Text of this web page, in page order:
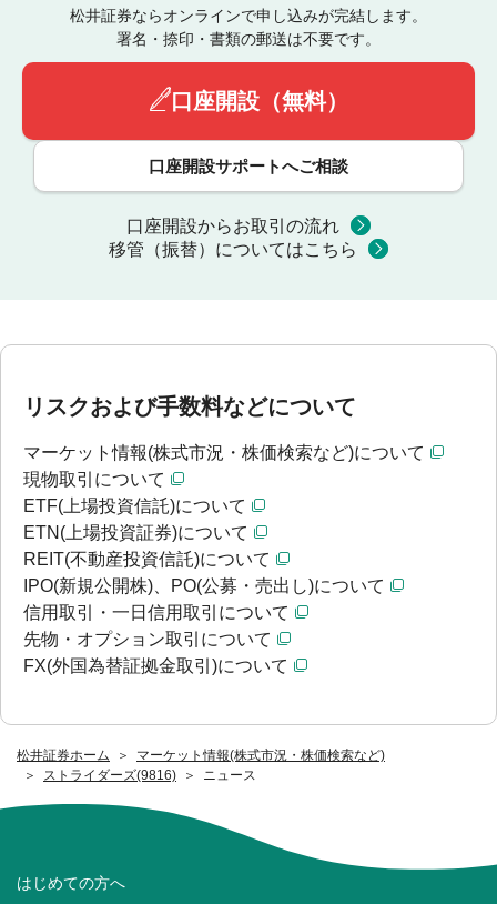
松井証券ホーム
マーケット情報(株式市況・株価検索など)
ストライダーズ(9816)
ニュース
松井証券ならオンラインで申し込みが完結します。
署名・捺印・書類の郵送は不要です。
口座開設（無料）
口座開設サポートへご相談
口座開設からお取引の流れ
移管（振替）についてはこちら
リスクおよび手数料などについて
マーケット情報(株式市況・株価検索など)について
現物取引について
ETF(上場投資信託)について
ETN(上場投資証券)について
REIT(不動産投資信託)について
IPO(新規公開株)、PO(公募・売出し)について
信用取引・一日信用取引について
先物・オプション取引について
FX(外国為替証拠金取引)について
はじめての方へ